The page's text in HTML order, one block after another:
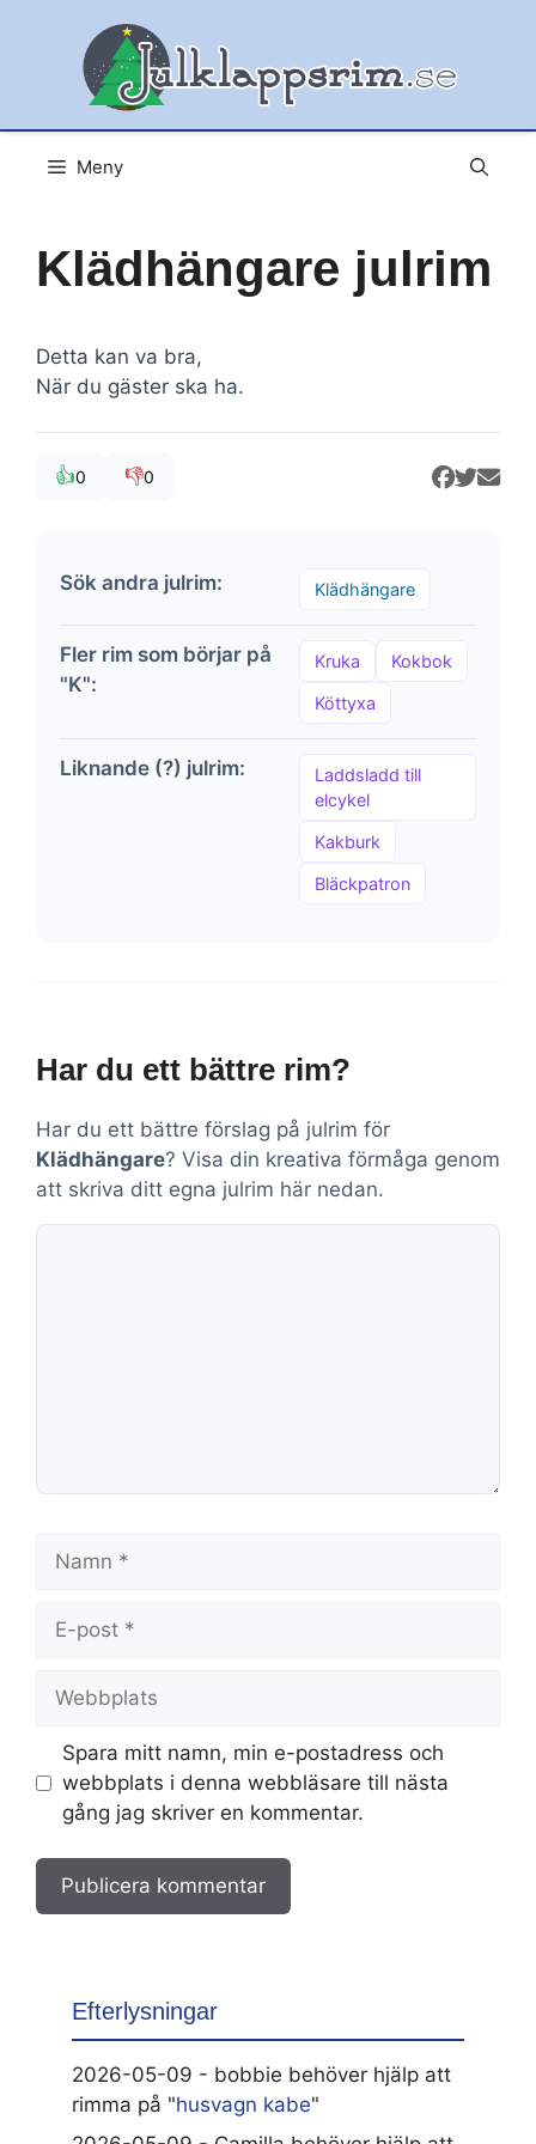
Meny
Klädhängare julrim
Detta kan va bra,
När du gäster ska ha.
👍0 👎0
Sök andra julrim: Klädhängare
Fler rim som börjar på
"K":
Kruka Kokbok
Köttyxa
Liknande (?) julrim:
Laddsladd till
elcykel
Kakburk
Bläckpatron
Har du ett bättre rim?
Har du ett bättre förslag på julrim för
Klädhängare? Visa din kreativa förmåga genom
att skriva ditt egna julrim här nedan.
Kommentar
post
Spara mitt namn, min e-postadress och
webbplats i denna webbläsare till nästa
gång jag skriver en kommentar.
Efterlysningar
2026-05-09 - bobbie behöver hjälp att
rimma på "husvagn kabe"